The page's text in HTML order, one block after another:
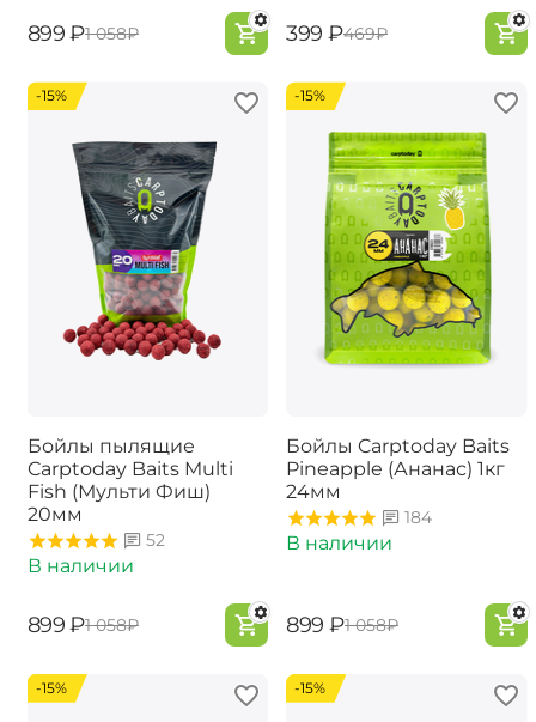
‍899‍ ₽‍1 058‍₽ ‍399‍ ₽‍469‍₽
-15%
Бойлы пылящие
Carptoday Baits Multi
Fish (Мульти Фиш)
20мм
52
В наличии
‍899‍ ₽‍1 058‍₽
-15%
Бойлы Carptoday Baits
Pineapple (Ананас) 1кг
24мм
184
В наличии
‍899‍ ₽‍1 058‍₽
-15% -15%